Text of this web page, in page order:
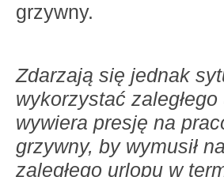
grzywny.
Zdarzają się jednak
wykorzystać
wywiera presję na
grzywny, by wymusił
zaległego urlopu w